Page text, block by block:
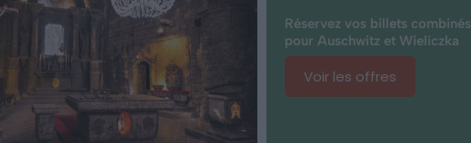
Réservez vos billets combinés
pour Auschwitz et Wieliczka
Voir les offres